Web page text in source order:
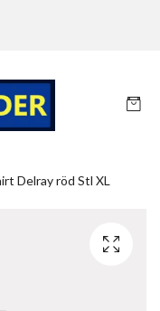
Delray röd Stl XL